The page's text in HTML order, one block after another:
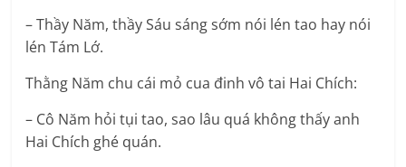
– Thầy Năm, thầy Sáu sáng sớm nói lén tao hay nói
lén Tám Lớ.
Thằng Năm chu cái mỏ cua đinh vô tai Hai Chích:
– Cô Năm hỏi tụi tao, sao lâu quá không thấy anh
Hai Chích ghé quán.